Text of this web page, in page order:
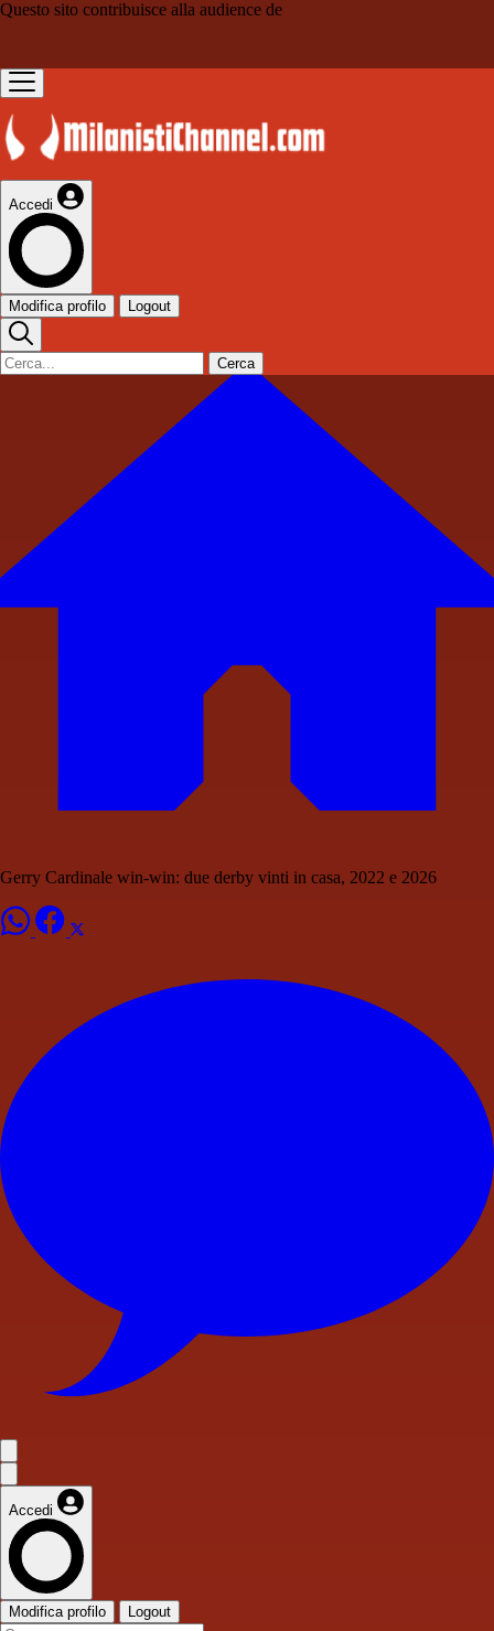
Questo sito contribuisce alla audience de
Accedi
Modifica profilo Logout
Cerca
Gerry Cardinale win-win: due derby vinti in casa, 2022 e 2026
Accedi
Modifica profilo Logout